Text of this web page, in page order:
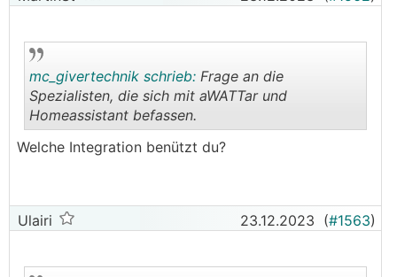
..
mc_givertechnik schrieb: Frage an die
Spezialisten, die sich mit aWATTar und
Homeassistant befassen.
Welche Integration benützt du?
Ulairi 23.12.2023 (#1563)